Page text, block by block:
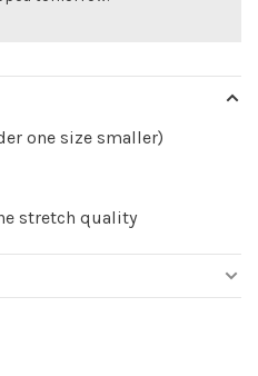
one size smaller)
stretch quality